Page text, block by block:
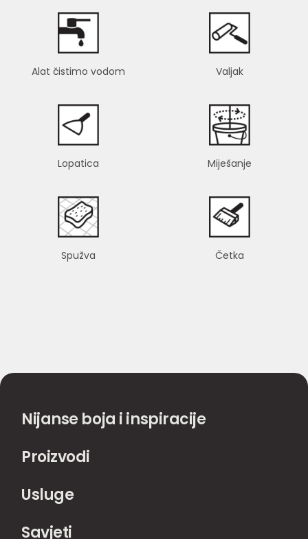
Alat čistimo vodom Valjak
Lopatica Miješanje
Spužva Četka
Nijanse boja i inspiracije
Proizvodi
Usluge
Savjeti